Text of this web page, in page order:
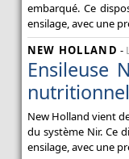
embarqué. Ce
ensilage, avec une
NEW HOLLAND -
Ensileuse
New Holland vient
du système Nir. Ce
ensilage, avec une